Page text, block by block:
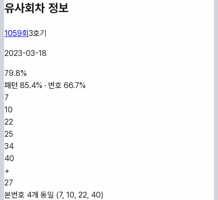
유사회차 정보
1059회3호기
2023-03-18
79.8%
패턴 85.4% · 번호 66.7%
7
10
22
25
34
40
+
27
본번호 4개 동일 (7, 10, 22, 40)